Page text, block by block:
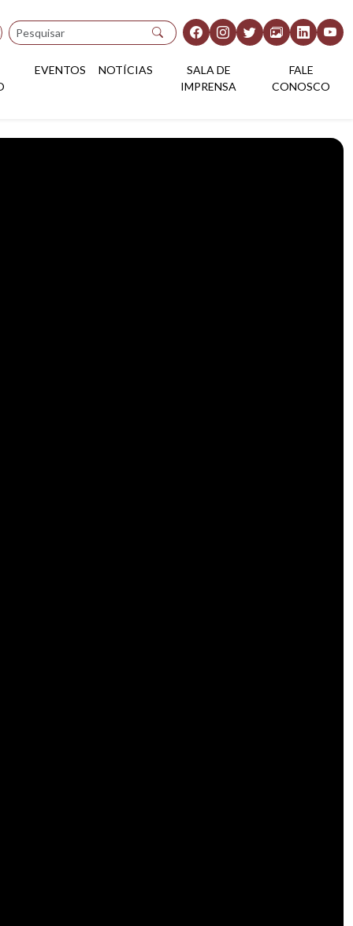
Pesquisar
EVENTOS NOTÍCIAS
SALA DE
IMPRENSA
FALE
CONOSCO